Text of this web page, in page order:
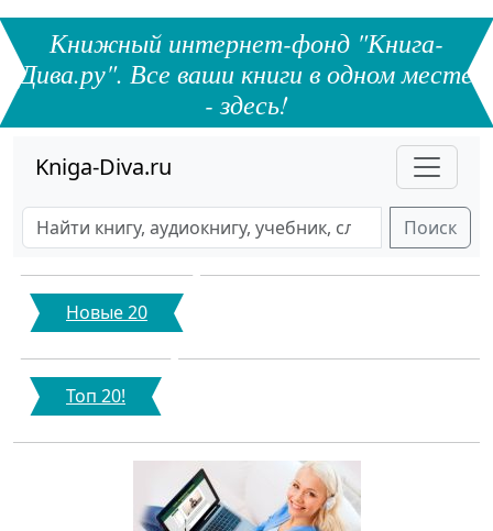
Книжный интернет-фонд "Книга-
Дива.ру". Все ваши книги в одном месте
- здесь!
Kniga-Diva.ru
Поиск
Новые 20
Топ 20!